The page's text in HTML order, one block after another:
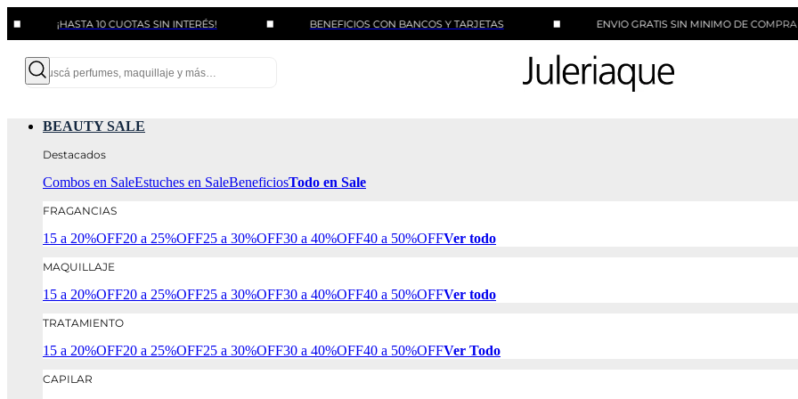
¡HASTA 10 CUOTAS SIN INTERÉS! BENEFICIOS CON BANCOS Y TARJETAS ENVIO GRATIS SIN MINIMO DE COMPRA
BEAUTY SALE
Destacados
Combos en SaleEstuches en SaleBeneficiosTodo en Sale
FRAGANCIAS
15 a 20%OFF20 a 25%OFF25 a 30%OFF30 a 40%OFF40 a 50%OFFVer todo
MAQUILLAJE
15 a 20%OFF20 a 25%OFF25 a 30%OFF30 a 40%OFF40 a 50%OFFVer todo
TRATAMIENTO
15 a 20%OFF20 a 25%OFF25 a 30%OFF30 a 40%OFF40 a 50%OFFVer Todo
CAPILAR